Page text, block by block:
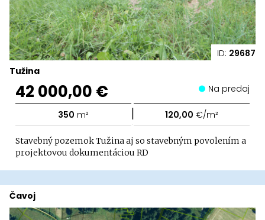
ID: 29687
Tužina
42 000,00 € Na predaj
350 m² | 120,00 €/m²
Stavebný pozemok Tužina aj so stavebným povolením a
projektovou dokumentáciou RD
Čavoj